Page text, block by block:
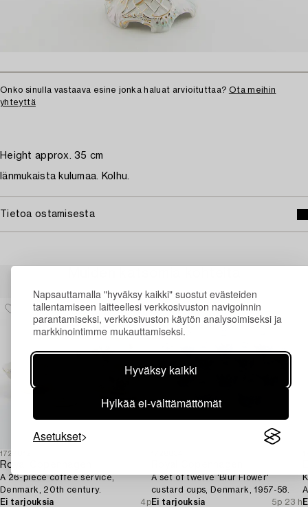
Napsauttamalla "hyväksy kaikki" suostut evästeiden
tallentamiseen laitteellesi verkkosivuston navigoinnin
parantamiseksi, verkkosivuston käytön analysoimiseksi ja
markkinointimme mukauttamiseksi.
Hyväksy kaikki
Hylkää ei-välttämättömät
Asetukset
Onko sinulla vastaava esine jonka haluat arvioituttaa? Ota meihin
yhteyttä
Height approx. 35 cm
Iänmukaista kulumaa. Kolhu.
Tietoa ostamisesta
1727012
Royal Copenhagen
A 26-piece coffee service,
Denmark, 20th century.
Ei tarjouksia
4p
A set of twelve 'Blur Flower'
custard cups, Denmark, 1957-58.
Ei tarjouksia
5p 23 h